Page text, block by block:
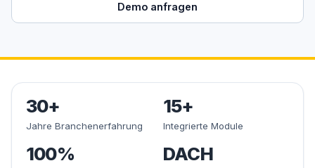
Demo anfragen
30+
Jahre Branchenerfahrung
15+
Integrierte Module
100% DACH